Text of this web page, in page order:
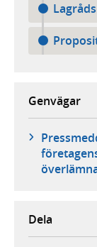
Genvägar
Dela